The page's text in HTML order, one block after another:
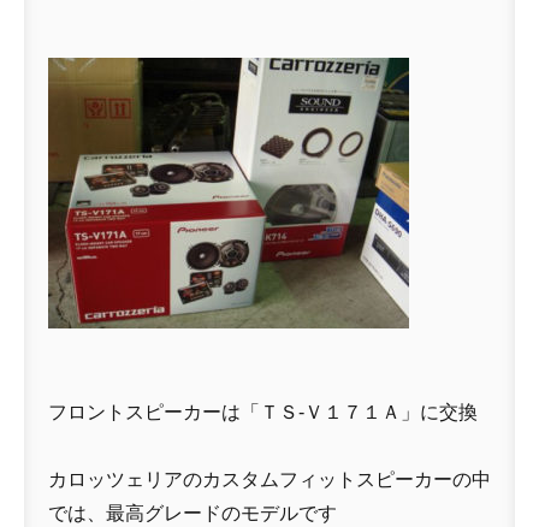
フロントスピーカーは「ＴＳ-Ｖ１７１Ａ」に交換
カロッツェリアのカスタムフィットスピーカーの中
では、最高グレードのモデルです